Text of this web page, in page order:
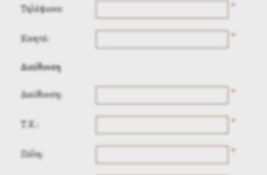
Τηλέφωνο: *
Κινητό: *
Διεύθυνση
Διεύθυνση: *
Τ.Κ.: *
Πόλη: *